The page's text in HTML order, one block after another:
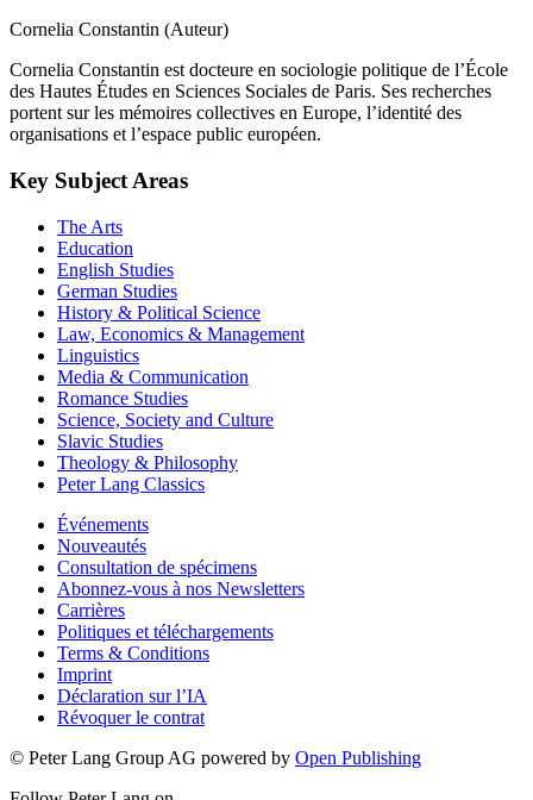
Cornelia Constantin (Auteur)
Cornelia Constantin est docteure en sociologie politique de l’École
des Hautes Études en Sciences Sociales de Paris. Ses recherches
portent sur les mémoires collectives en Europe, l’identité des
organisations et l’espace public européen.
Key Subject Areas
The Arts
Education
English Studies
German Studies
History & Political Science
Law, Economics & Management
Linguistics
Media & Communication
Romance Studies
Science, Society and Culture
Slavic Studies
Theology & Philosophy
Peter Lang Classics
Événements
Nouveautés
Consultation de spécimens
Abonnez-vous à nos Newsletters
Carrières
Politiques et téléchargements
Terms & Conditions
Imprint
Déclaration sur l’IA
Révoquer le contrat
© Peter Lang Group AG powered by Open Publishing